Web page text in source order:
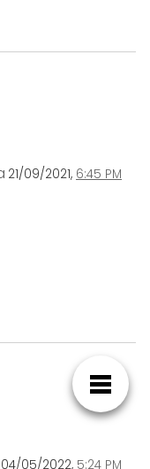
21/09/2021, 6:45 PM
04/05/2022, 5:24 PM